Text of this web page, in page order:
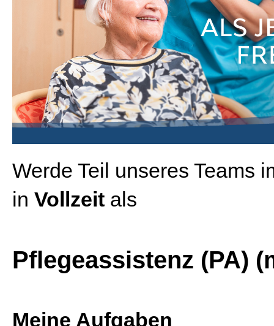
Werde Teil unseres Teams
in Vollzeit als
Pflegeassistenz (PA)
Meine Aufgaben